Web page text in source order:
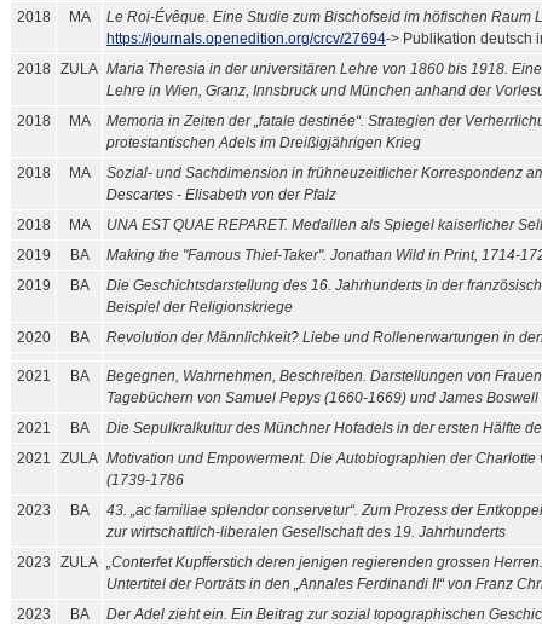
2018
MA
Le Roi-Évêque. Eine Studie zum Bischofseid im höfischen Raum
https://journals.openedition.org/crcv/27694-> Publikation deutsch
2018
ZULA Maria Theresia in der universitären Lehre von 1860 bis 1918.
Lehre in Wien, Granz, Innsbruck und München anhand der
2018
MA
Memoria in Zeiten der „fatale destinée“. Strategien der
protestantischen Adels im Dreißigjährigen Krieg
2018
MA
Sozial- und Sachdimension in frühneuzeitlicher Korrespondenz
Descartes - Elisabeth von der Pfalz
2018
MA
UNA EST QUAE REPARET. Medaillen als Spiegel kaiserlicher
2019
BA
Making the "Famous Thief-Taker". Jonathan Wild in Print, 1714-
2019
BA
Die Geschichtsdarstellung des 16. Jahrhunderts in der
Beispiel der Religionskriege
2020
BA Revolution der Männlichkeit? Liebe und Rollenerwartungen in
2021 BA
Begegnen, Wahrnehmen, Beschreiben. Darstellungen von
Tagebüchern von Samuel Pepys (1660-1669) und James Boswell
2021
BA
Die Sepulkralkultur des Münchner Hofadels in der ersten Hälfte
2021
ZULA Motivation und Empowerment. Die Autobiographien der
(1739-1786
2023
BA
43. „ac familiae splendor conservetur“. Zum Prozess der
zur wirtschaftlich-liberalen Gesellschaft des 19. Jahrhunderts
2023
ZULA „Conterfet Kupfferstich deren jenigen regierenden grossen
Untertitel der Porträts in den „Annales Ferdinandi II“ von Franz
2023
BA
Der Adel zieht ein. Ein Beitrag zur sozial topographischen